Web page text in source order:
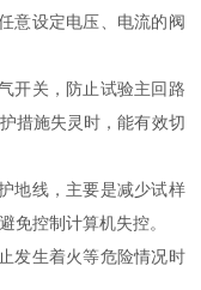
设定电压、电流的阀
关，防止试验主回路
措施失灵时，能有效切
线，主要是减少试样
免控制计算机失控。
生着火等危险情况时